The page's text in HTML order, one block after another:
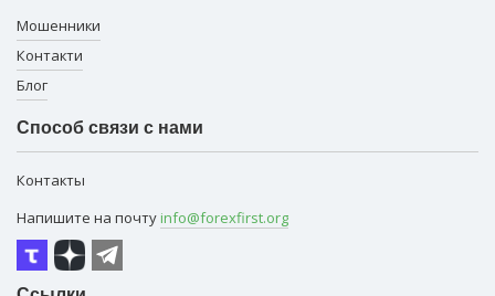
Мошенники
Контакти
Блог
Способ связи с нами
Контакты
Напишите на почту info@forexfirst.org